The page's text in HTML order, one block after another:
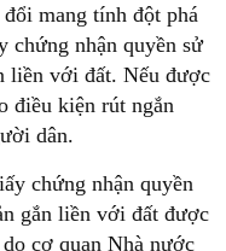
mang tính đột phá
chứng nhận quyền sử
liền với đất. Nếu được
điều kiện rút ngắn
dân.
chứng nhận quyền
gắn liền với đất được
cơ quan Nhà nước